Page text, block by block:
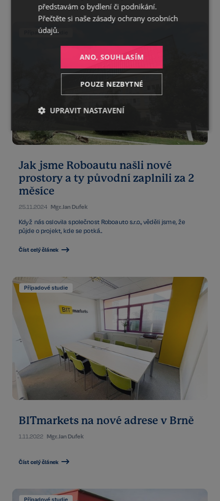
Případové studie
Jak jsme Roboautu našli nové
prostory a ty původní zaplnili za 2
měsíce
25.11.2024 Mgr. Jan Dufek
Když nás oslovila společnost Roboauto s.r.o., věděli jsme, že
půjde o projekt, kde se potká..
Číst celý článek
Případové studie
BITmarkets na nové adrese v Brně
1.11.2022 Mgr. Jan Dufek
Číst celý článek
představám o bydlení či podnikání.
Přečtěte si naše zásady ochrany osobních
údajů.
ANO, SOUHLASÍM
POUZE NEZBYTNÉ
UPRAVIT NASTAVENÍ
Nezbytné Výkonnostní Cílení
Funkční
Nezařazené
soubory
Nezbytné
Kategorie Nezbytné umožňuje základní funkce
webových stránek, jako je přihlášení uživatele a
správa účtu. Bez této kategorie nelze webové
stránky řádně používat. Tato kategorie je vždy
povolena a zahrnuje také uložení, která jsou
nezbytná pro zajištění bezpečného provozu našich
služeb.
Název
Poskytovatel /
Doména
_GRECAPTCHA
Google LLC
www.google.com
CookieScriptConsent
Privacy Policy